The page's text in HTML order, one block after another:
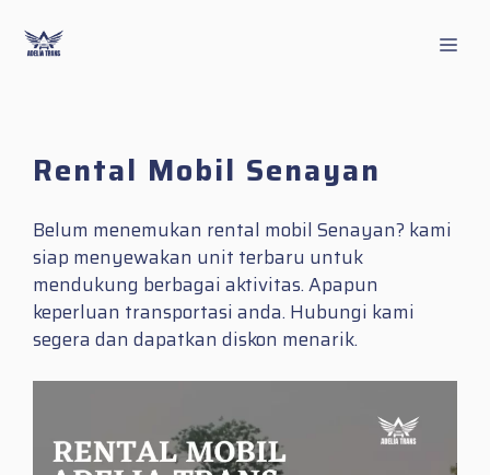
content
Rental Mobil Senayan
Belum menemukan rental mobil Senayan? kami
siap menyewakan unit terbaru untuk
mendukung berbagai aktivitas. Apapun
keperluan transportasi anda. Hubungi kami
segera dan dapatkan diskon menarik.